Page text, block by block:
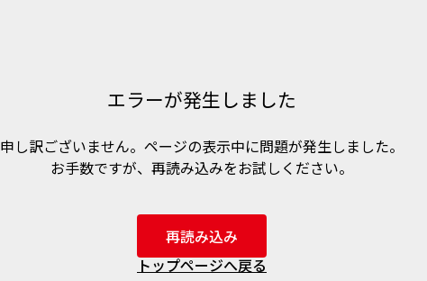
エラーが発生しました
申し訳ございません。ページの表示中に問題が発生しました。
お手数ですが、再読み込みをお試しください。
再読み込み
トップページへ戻る